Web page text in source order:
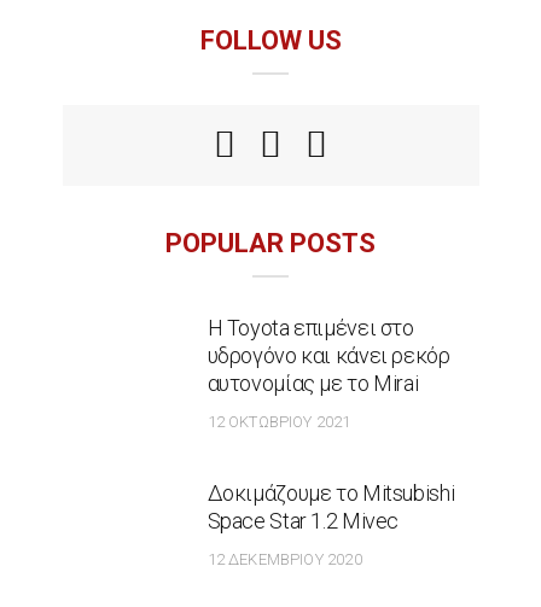
FOLLOW US
POPULAR POSTS
Η Toyota επιμένει στο
υδρογόνο και κάνει ρεκόρ
αυτονομίας με το Mirai
12 ΟΚΤΩΒΡΊΟΥ 2021
Δοκιμάζουμε το Mitsubishi
Space Star 1.2 Mivec
12 ΔΕΚΕΜΒΡΊΟΥ 2020